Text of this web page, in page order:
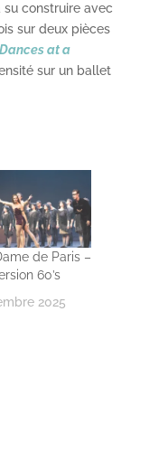
su construire avec
sur deux pièces
Dances at a
sur un ballet
de Paris –
60’s
2025